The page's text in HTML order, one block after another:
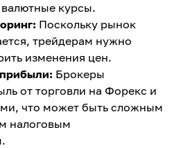
курсы.
Поскольку рынок
трейдерам нужно
изменения цен.
Брокеры
от торговли на Форекс и
что может быть сложным
налоговым